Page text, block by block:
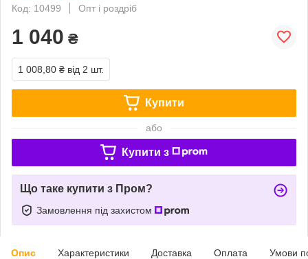
Код: 10499
Опт і роздріб
1 040 ₴
1 008,80 ₴ від 2 шт.
Купити
або
Купити з
Що таке купити з Пром?
Замовлення під захистом
Опис Характеристики Доставка Оплата Умови